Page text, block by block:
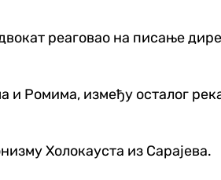
реаговао на писање
и Ромима, између осталог
Холокауста из Сарајева.